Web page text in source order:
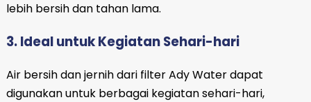
lebih bersih dan tahan lama.
3. Ideal untuk Kegiatan Sehari-hari
Air bersih dan jernih dari filter Ady Water dapat
digunakan untuk berbagai kegiatan sehari-hari,